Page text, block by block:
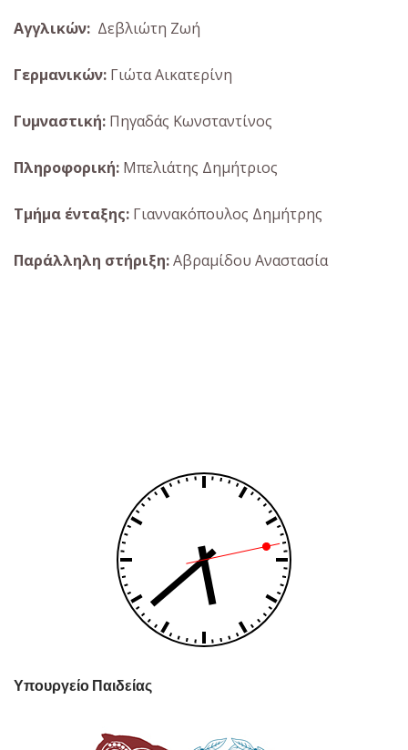
Αγγλικών: Δεβλιώτη Ζωή
Γερμανικών: Γιώτα Αικατερίνη
Γυμναστική: Πηγαδάς Κωνσταντίνος
Πληροφορική: Μπελιάτης Δημήτριος
Τμήμα ένταξης: Γιαννακόπουλος Δημήτρης
Παράλληλη στήριξη:Αβραμίδου Αναστασία
Υπουργείο Παιδείας